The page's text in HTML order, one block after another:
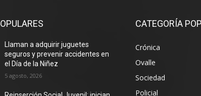
Llaman a adquirir juguetes
seguros y prevenir accidentes en
el Día de la Niñez
5 agosto, 2026
CATEGORÍA
Crónica
Ovalle
Sociedad
Policial